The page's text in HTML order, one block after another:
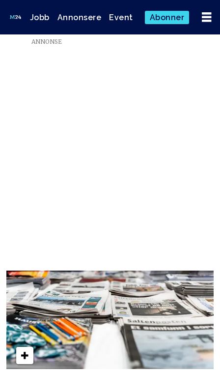
Jobb Annonsere Event Abonner
Emne:
ANNONSE